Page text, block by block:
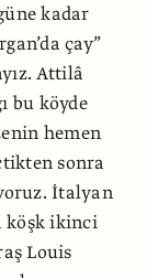
kadar
çay”
Attilâ
bu köyde
hemen
sonra
İtalyan
köşk ikinci
Louis